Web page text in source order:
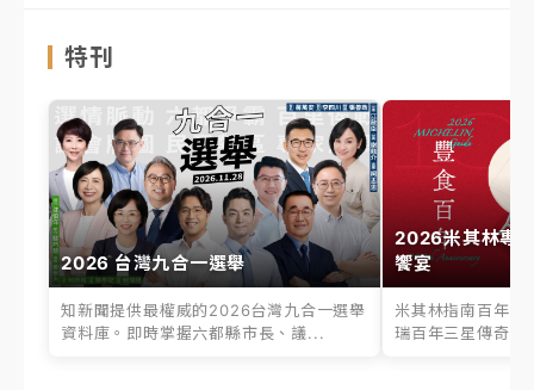
特刊
2026 台灣九合一選舉
知新聞提供最權威的2026台灣九合一選舉
資料庫。即時掌握六都縣市長、議...
2026米其林專
饗宴
米其林指南百年之
瑞百年三星傳奇、